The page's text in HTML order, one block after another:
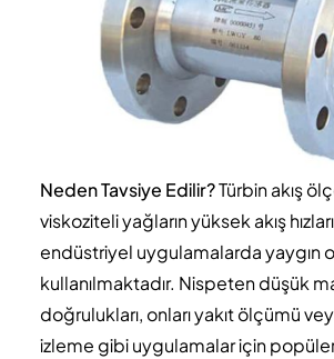
Neden Tavsiye Edilir?Türbin akış
viskoziteli yağların yüksek akış
endüstriyel uygulamalarda yaygın
kullanılmaktadır. Nispeten düşük
doğrulukları, onları yakıt ölçümü
izleme gibi uygulamalar için